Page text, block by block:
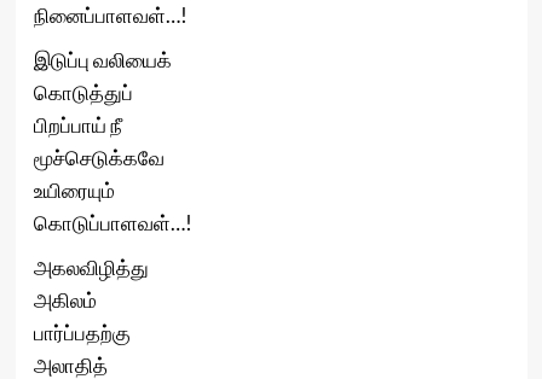
நினைப்பாளவள்…!
இடுப்பு வலியைக்
கொடுத்துப்
பிறப்பாய் நீ
மூச்செடுக்கவே
உயிரையும்
கொடுப்பாளவள்…!
அகலவிழித்து
அகிலம்
பார்ப்பதற்கு
அலாதித்